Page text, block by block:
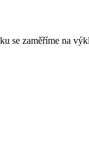
se zaměříme na